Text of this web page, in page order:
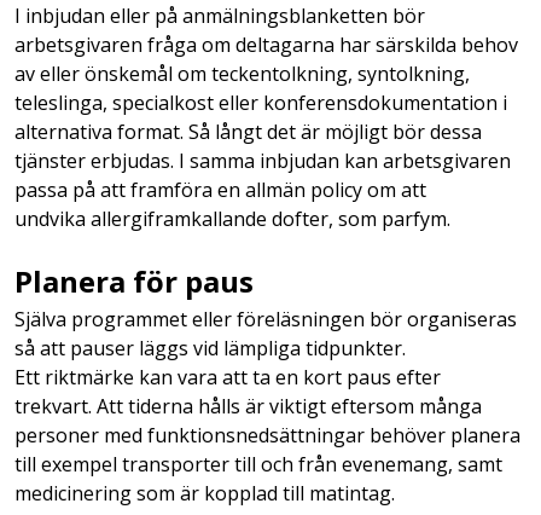
I inbjudan eller på anmälningsblanketten bör
arbetsgivaren fråga om deltagarna har särskilda behov
av eller önskemål om teckentolkning, syntolkning,
teleslinga, specialkost eller konferensdokumentation i
alternativa format. Så långt det är möjligt bör dessa
tjänster erbjudas. I samma inbjudan kan arbetsgivaren
passa på att framföra en allmän policy om att
undvika allergiframkallande dofter, som parfym.
Planera för paus
Själva programmet eller föreläsningen bör organiseras
så att pauser läggs vid lämpliga tidpunkter.
Ett riktmärke kan vara att ta en kort paus efter
trekvart. Att tiderna hålls är viktigt eftersom många
personer med funktionsnedsättningar behöver planera
till exempel transporter till och från evenemang, samt
medicinering som är kopplad till matintag.